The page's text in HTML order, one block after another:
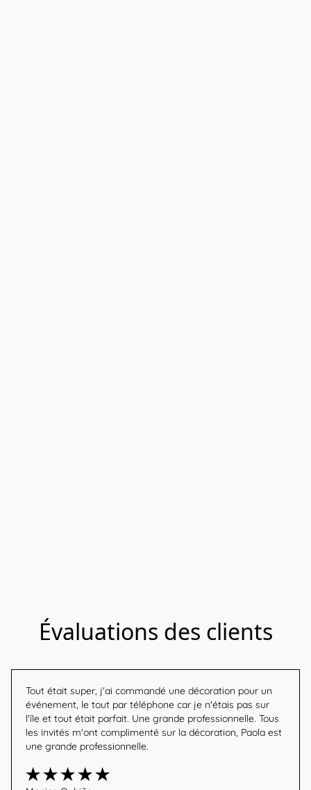
Évaluations des clients
Tout était super, j'ai commandé une décoration pour un
événement, le tout par téléphone car je n'étais pas sur
l'île et tout était parfait. Une grande professionnelle. Tous
les invités m'ont complimenté sur la décoration, Paola est
une grande professionnelle.